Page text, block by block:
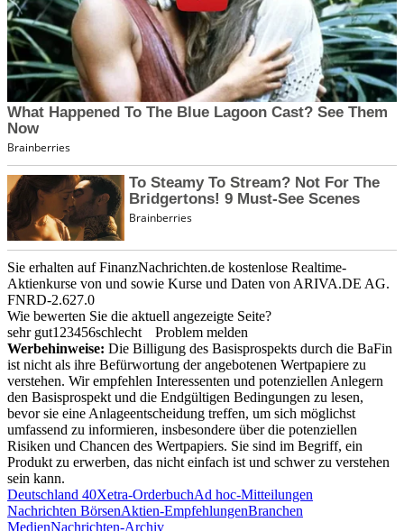
Sie erhalten auf FinanzNachrichten.de kostenlose Realtime-
Aktienkurse von und sowie Kurse und Daten von ARIVA.DE AG.
FNRD-2.627.0
Wie bewerten Sie die aktuell angezeigte Seite?
sehr gut1 23456schlecht
Problem melden
Werbehinweise: Die Billigung des Basisprospekts durch die BaFin
ist nicht als ihre Befürwortung der angebotenen Wertpapiere zu
verstehen. Wir empfehlen Interessenten und potenziellen Anlegern
den Basisprospekt und die Endgültigen Bedingungen zu lesen,
bevor sie eine Anlageentscheidung treffen, um sich möglichst
umfassend zu informieren, insbesondere über die potenziellen
Risiken und Chancen des Wertpapiers. Sie sind im Begriff, ein
Produkt zu erwerben, das nicht einfach ist und schwer zu verstehen
sein kann.
Deutschland 40Xetra-OrderbuchAd hoc-Mitteilungen
Nachrichten BörsenAktien-EmpfehlungenBranchen
MedienNachrichten-Archiv